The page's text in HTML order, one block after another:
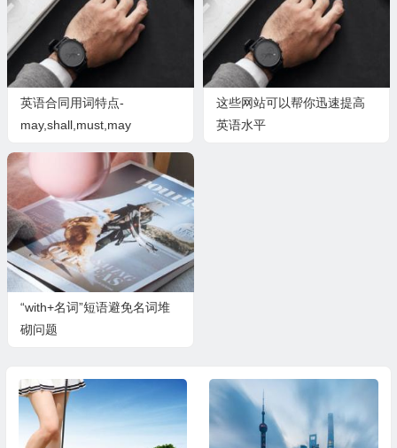
英语合同用词特点-
may,shall,must,may
这些网站可以帮你迅速提高
英语水平
“with+名词”短语避免名词堆
砌问题